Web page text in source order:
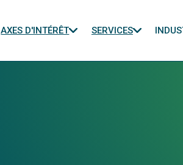
AXES D'INTÉRÊT SERVICES